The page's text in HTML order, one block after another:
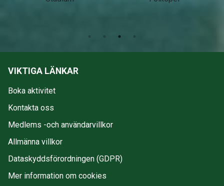
VIKTIGA LÄNKAR
Boka aktivitet
Kontakta oss
Medlems -och användarvillkor
Allmänna villkor
Dataskyddsförordningen (GDPR)
Mer information om cookies